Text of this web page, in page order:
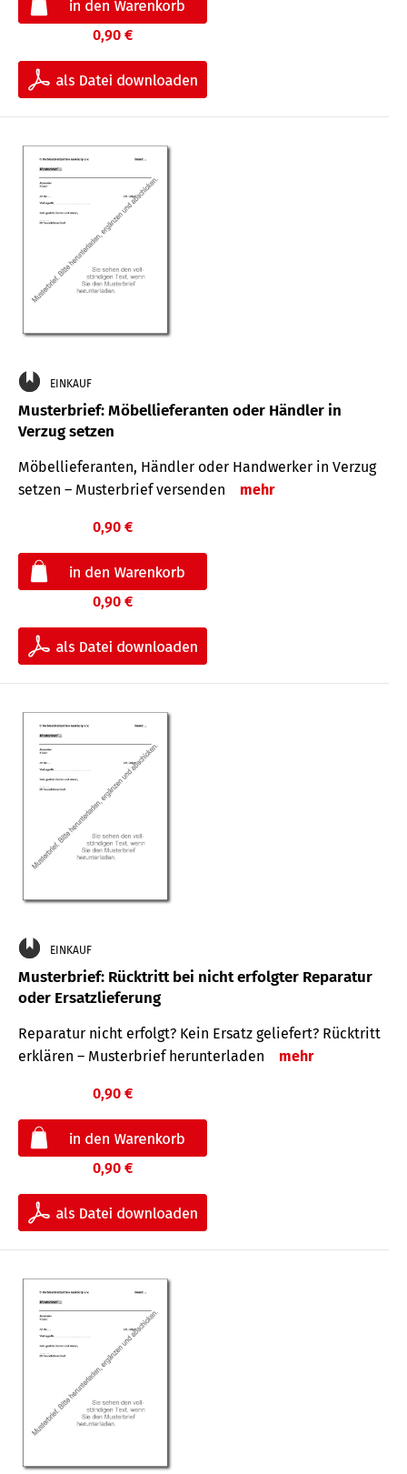
0,90 €
EINKAUF
Musterbrief: Möbellieferanten oder Händler in
Verzug setzen
Möbellieferanten, Händler oder Handwerker in Verzug
setzen – Musterbrief versenden
mehr
0,90 €
0,90 €
EINKAUF
Musterbrief: Rücktritt bei nicht erfolgter Reparatur
oder Ersatzlieferung
Reparatur nicht erfolgt? Kein Ersatz geliefert? Rücktritt
erklären – Musterbrief herunterladen
mehr
0,90 €
0,90 €